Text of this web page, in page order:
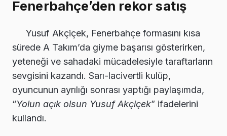
Fenerbahçe’den rekor satış
Yusuf Akçiçek, Fenerbahçe formasını kısa
sürede A Takım’da giyme başarısı gösterirken,
yeteneği ve sahadaki mücadelesiyle taraftarların
sevgisini kazandı. Sarı-lacivertli kulüp,
oyuncunun ayrılığı sonrası yaptığı paylaşımda,
“Yolun açık olsun Yusuf Akçiçek” ifadelerini
kullandı.